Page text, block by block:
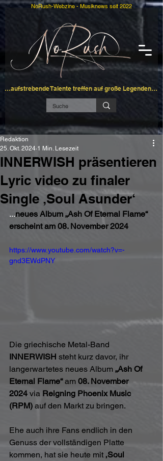
…aufstrebende Talente treffen auf große Legenden…
NoRush-Webzine - Musiknews seit 2022
INNERWISH präsentieren
Lyric video zu finaler
Single ‚Soul Asunder‘
Redaktion
25. Okt. 2024 1 Min. Lesezeit
...neues Album „Ash Of Eternal Flame“
erscheint am 08. November 2024
https://www.youtube.com/watch?v=-
gnd3EWdPNY
Die griechische Metal-Band
INNERWISH steht kurz davor, ihr
langerwartetes neues Album „Ash Of
Eternal Flame“ am 08. November
2024 via Reigning Phoenix Music
(RPM) auf den Markt zu bringen.
Ehe auch ihre Fans endlich in den
Genuss der vollständigen Platte
kommen, hat sie heute mit ‚Soul